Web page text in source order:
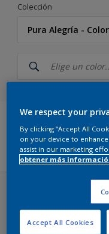
Colección
Pura Alegría -
Procolor
Carta de color 5051
Pura Alegría - Color
Color Experience
Elige el color
Pura Alegría -
We respect your
By clicking “Accept All
on your device to enhance
assist in our marketing
obtener más
Accept All Cookies